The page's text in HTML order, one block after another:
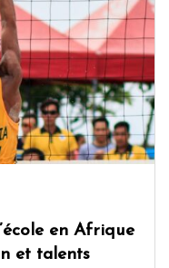
en Afrique
et talents